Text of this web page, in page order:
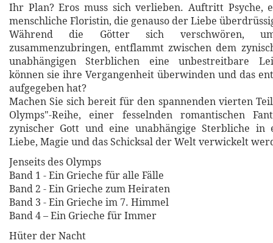
Ihr Plan? Eros muss sich verlieben. Auftritt Psyche,
menschliche Floristin, die genauso der Liebe
Während die Götter sich verschwören,
zusammenzubringen, entflammt zwischen dem
unabhängigen Sterblichen eine unbestreitbare
können sie ihre Vergangenheit überwinden und das
aufgegeben hat?
Machen Sie sich bereit für den spannenden vierten
Olymps"-Reihe, einer fesselnden romantischen
zynischer Gott und eine unabhängige Sterbliche in
Liebe, Magie und das Schicksal der Welt verwickelt
Jenseits des Olymps
Band 1 - Ein Grieche für alle Fälle
Band 2 - Ein Grieche zum Heiraten
Band 3 - Ein Grieche im 7. Himmel
Band 4 – Ein Grieche für Immer
Hüter der Nacht